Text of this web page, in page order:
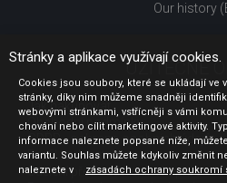
Our history
UŽITEČNÉ
Jak nakupovat
Obchodní podmínky
GDPR - ochrana osobních údajů
Profil zadavatele
Sdělení před uzavřením kupní
Stránky a aplikace využívají cookies.
Cookies jsou soubory, které se ukládají ve
stránky, díky nim můžeme snadněji
webovými stránkami, vstřícněji s vámi
chování nebo cílit marketingové aktivity.
informace naleznete popsané níže,
variantu. Souhlas můžete kdykoliv změnit
naleznete v
zásadách ochrany soukromí